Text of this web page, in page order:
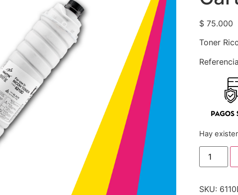
$75.000
Toner
Hay
SKU: